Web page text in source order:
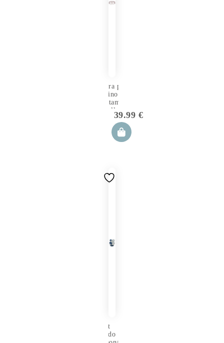
Fodera per
Cuscino
Allattamento
Gemellare39.99 €
Set
Nido